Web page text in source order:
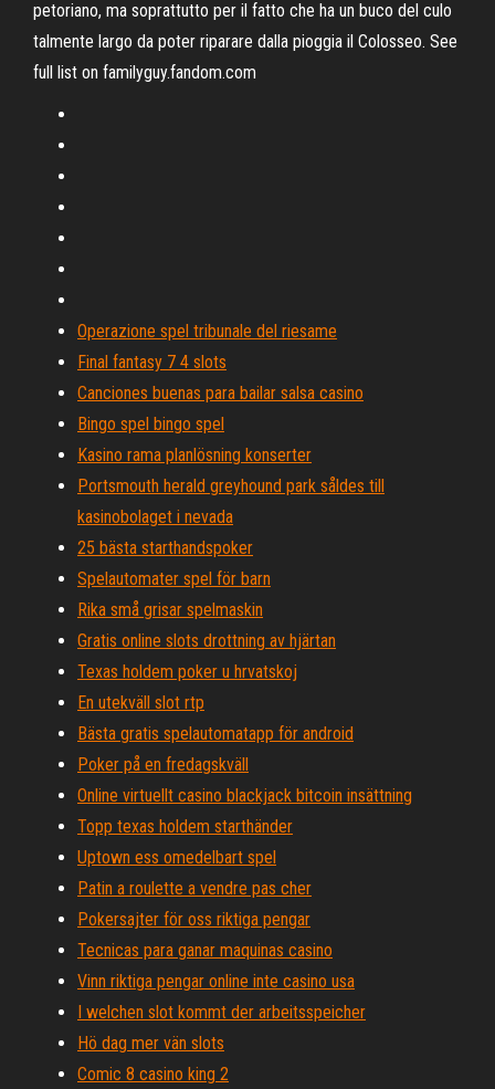
petoriano, ma soprattutto per il fatto che ha un buco del culo
talmente largo da poter riparare dalla pioggia il Colosseo. See
full list on familyguy.fandom.com
Operazione spel tribunale del riesame
Final fantasy 7 4 slots
Canciones buenas para bailar salsa casino
Bingo spel bingo spel
Kasino rama planlösning konserter
Portsmouth herald greyhound park såldes till
kasinobolaget i nevada
25 bästa starthandspoker
Spelautomater spel för barn
Rika små grisar spelmaskin
Gratis online slots drottning av hjärtan
Texas holdem poker u hrvatskoj
En utekväll slot rtp
Bästa gratis spelautomatapp för android
Poker på en fredagskväll
Online virtuellt casino blackjack bitcoin insättning
Topp texas holdem starthänder
Uptown ess omedelbart spel
Patin a roulette a vendre pas cher
Pokersajter för oss riktiga pengar
Tecnicas para ganar maquinas casino
Vinn riktiga pengar online inte casino usa
I welchen slot kommt der arbeitsspeicher
Hö dag mer vän slots
Comic 8 casino king 2